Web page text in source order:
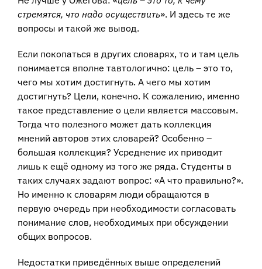
стремятся, что надо осуществить». И здесь те же
вопросы и такой же вывод.
Если покопаться в других словарях, то и там цель
понимается вполне тавтологично: цель – это то,
чего мы хотим достигнуть. А чего мы хотим
достигнуть? Цели, конечно. К сожалению, именно
такое представление о цели является массовым.
Тогда что полезного может дать коллекция
мнений авторов этих словарей? Особенно –
большая коллекция? Усреднение их приводит
лишь к ещё одному из того же ряда. Студенты в
таких случаях задают вопрос: «А что правильно?».
Но именно к словарям люди обращаются в
первую очередь при необходимости согласовать
понимание слов, необходимых при обсуждении
общих вопросов.
Недостатки приведённых выше определений